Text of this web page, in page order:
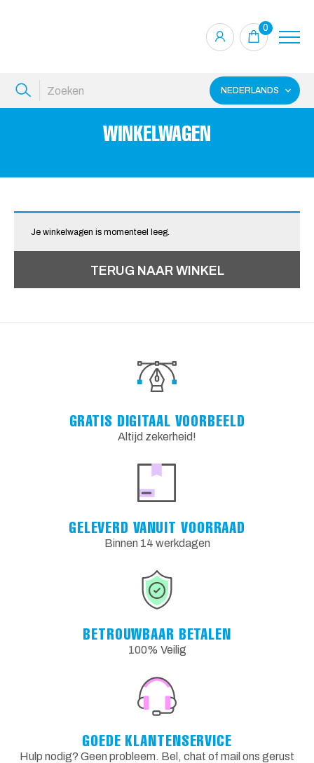
0
NEDERLANDS
WINKELWAGEN
Je winkelwagen is momenteel leeg.
TERUG NAAR WINKEL
GRATIS DIGITAAL VOORBEELD
Altijd zekerheid!
GELEVERD VANUIT VOORRAAD
Binnen 14 werkdagen
BETROUWBAAR BETALEN
100% Veilig
GOEDE KLANTENSERVICE
Hulp nodig? Geen probleem. Bel, chat of mail ons gerust